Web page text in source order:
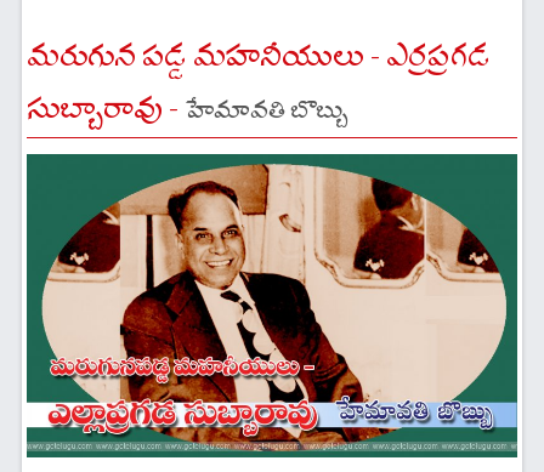
మరుగున పడ్డ మహనీయులు - ఎర్రప్రగడ
సుబ్బారావు -హేమావతి బొబ్బు